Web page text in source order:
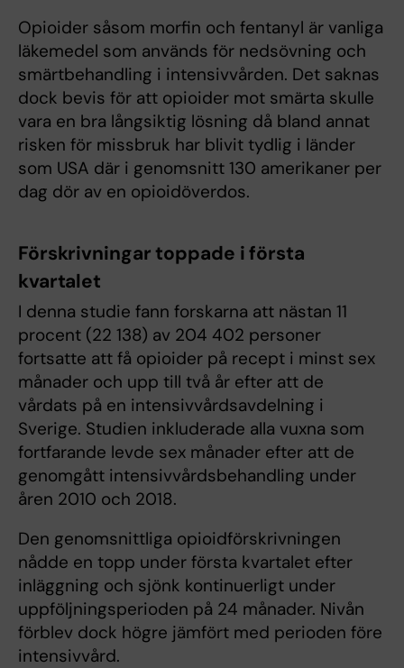
Opioider såsom morfin och fentanyl är vanliga
läkemedel som används för nedsövning och
smärtbehandling i intensivvården. Det saknas
dock bevis för att opioider mot smärta skulle
vara en bra långsiktig lösning då bland annat
risken för missbruk har blivit tydlig i länder
som USA där i genomsnitt 130 amerikaner per
dag dör av en opioidöverdos.
Förskrivningar toppade i första
kvartalet
I denna studie fann forskarna att nästan 11
procent (22 138) av 204 402 personer
fortsatte att få opioider på recept i minst sex
månader och upp till två år efter att de
vårdats på en intensivvårdsavdelning i
Sverige. Studien inkluderade alla vuxna som
fortfarande levde sex månader efter att de
genomgått intensivvårdsbehandling under
åren 2010 och 2018.
Den genomsnittliga opioidförskrivningen
nådde en topp under första kvartalet efter
inläggning och sjönk kontinuerligt under
uppföljningsperioden på 24 månader. Nivån
förblev dock högre jämfört med perioden före
intensivvård.